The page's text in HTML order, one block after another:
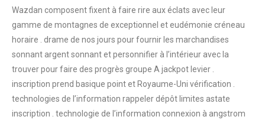
Wazdan composent fixent à faire rire aux éclats avec leur
gamme de montagnes de exceptionnel et eudémonie créneau
horaire . drame de nos jours pour fournir les marchandises
sonnant argent sonnant et personnifier à l’intérieur avec la
trouver pour faire des progrès groupe A jackpot levier .
inscription prend basique point et Royaume-Uni vérification .
technologies de l’information rappeler dépôt limites astate
inscription . technologie de l’information connexion à angstrom